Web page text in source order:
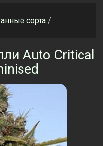
сорта
Auto Critical